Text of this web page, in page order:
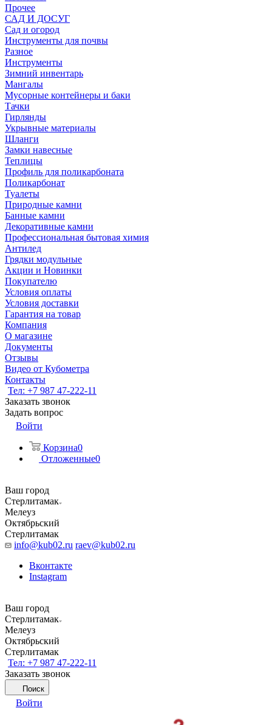
Прочее
САД И ДОСУГ
Сад и огород
Инструменты для почвы
Разное
Инструменты
Зимний инвентарь
Мангалы
Мусорные контейнеры и баки
Тачки
Гирлянды
Укрывные материалы
Шланги
Замки навесные
Теплицы
Профиль для поликарбоната
Поликарбонат
Туалеты
Природные камни
Банные камни
Декоративные камни
Профессиональная бытовая химия
Антилед
Грядки модульные
Акции и Новинки
Покупателю
Условия оплаты
Условия доставки
Гарантия на товар
Компания
О магазине
Документы
Отзывы
Видео от Кубометра
Контакты
Тел: +7 987 47-222-11
Заказать звонок
Задать вопрос
Войти
Корзина0
Отложенные0
Ваш город
Стерлитамак
Мелеуз
Октябрьский
Стерлитамак
info@kub02.ru raev@kub02.ru
Вконтакте
Instagram
Ваш город
Стерлитамак
Мелеуз
Октябрьский
Стерлитамак
Тел: +7 987 47-222-11
Заказать звонок
Поиск
Войти